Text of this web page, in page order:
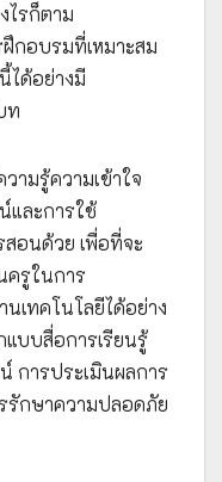
ไรก็ตาม
กอบรมที่เหมาะสม
ได้อย่างมี
ท
ามรู้ความเข้าใจ
และการใช้
สอนด้วย เพื่อที่จะ
ครูในการ
เทคโนโลยีได้อย่าง
บบสื่อการเรียนรู้
การประเมินผลการ
รักษาความปลอดภัย